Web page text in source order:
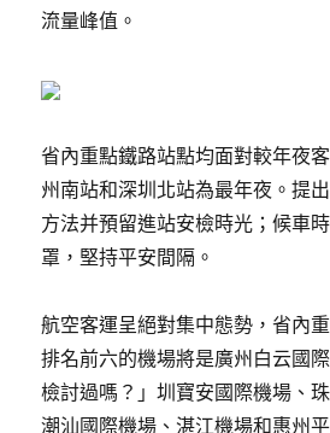
流量峰值。
省內重點鐵路站點均面對較年夜
州南站和深圳北站為最年夜。提
方法并預留進站安檢時光；候車
罩，堅持平安間隔。
航空客運呈絕對集中態勢，省內
排名前六的機場將是廣州白云國
檢討過嗎？」圳寶安國際機場、
潮汕國際機場、湛江機場和惠州